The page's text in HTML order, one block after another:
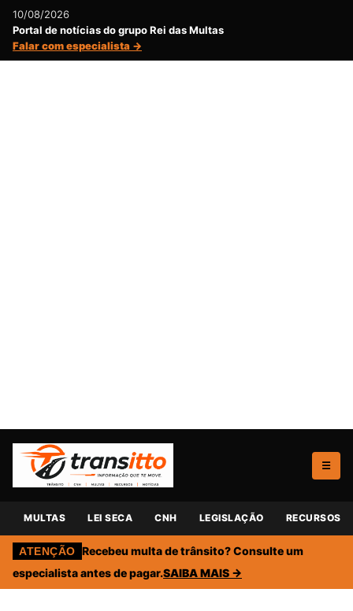
10/08/2026
Portal de notícias do grupo Rei das Multas
Falar com especialista →
☰
MULTAS LEI SECA CNH LEGISLAÇÃO RECURSOS
ATENÇÃO Recebeu multa de trânsito? Consulte um
especialista antes de pagar.SAIBA MAIS →